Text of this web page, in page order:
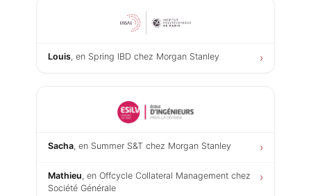
Louis, en Spring IBD chez Morgan Stanley ›
Sacha, en Summer S&T chez Morgan Stanley ›
Mathieu, en Offcycle Collateral Management chez
Société Générale
›